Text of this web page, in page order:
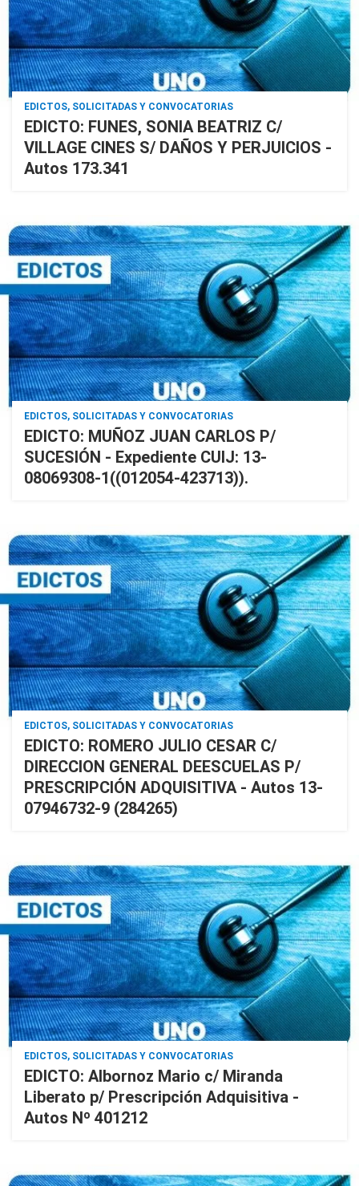
EDICTOS, SOLICITADAS Y CONVOCATORIAS
EDICTO: FUNES, SONIA BEATRIZ C/
VILLAGE CINES S/ DAÑOS Y PERJUICIOS -
Autos 173.341
EDICTOS, SOLICITADAS Y CONVOCATORIAS
EDICTO: MUÑOZ JUAN CARLOS P/
SUCESIÓN - Expediente CUIJ: 13-
08069308-1((012054-423713)).
EDICTOS, SOLICITADAS Y CONVOCATORIAS
EDICTO: ROMERO JULIO CESAR C/
DIRECCION GENERAL DEESCUELAS P/
PRESCRIPCIÓN ADQUISITIVA - Autos 13-
07946732-9 (284265)
EDICTOS, SOLICITADAS Y CONVOCATORIAS
EDICTO: Albornoz Mario c/ Miranda
Liberato p/ Prescripción Adquisitiva -
Autos Nº 401212